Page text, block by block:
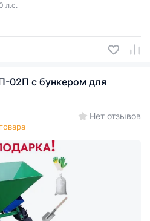
л.с.
02П с бункером для
Нет отзывов